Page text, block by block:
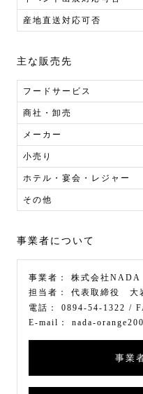
産地直送対応可否
主な販売先
フードサービス
商社・卸売
メーカー
小売り
ホテル・宴会・レジャー
その他
事業者について
事業者： 株式会社NADA
担当者： 代表取締役 大
電話： 0894-54-1322 /
E-mail： nada-
事業